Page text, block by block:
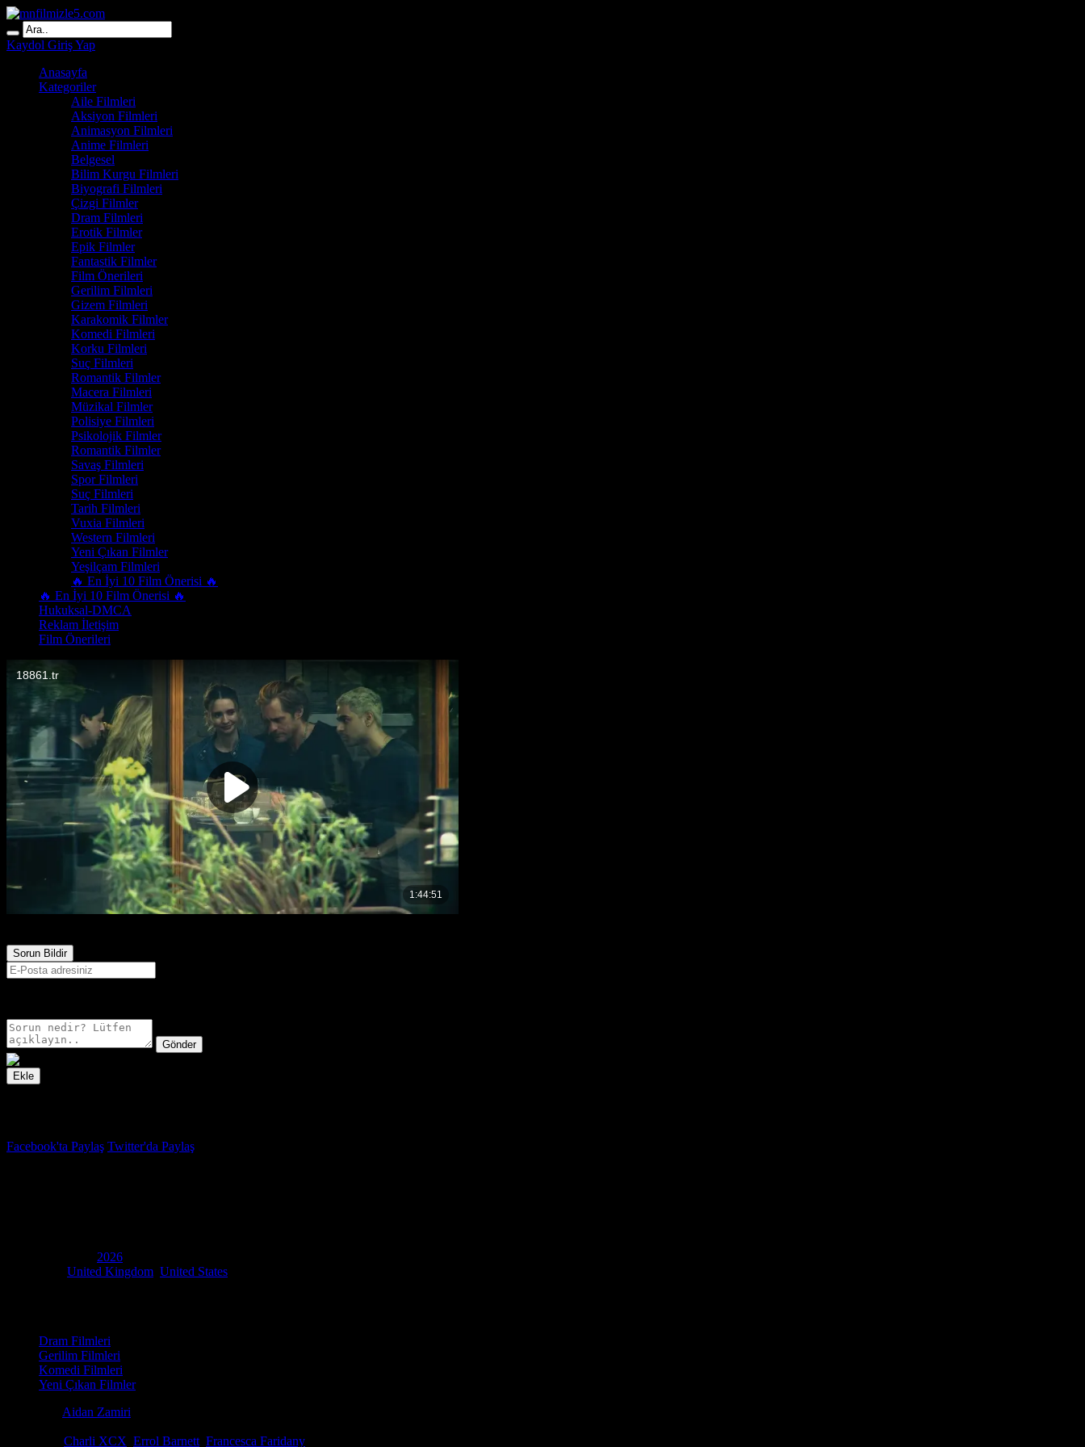
Kaydol Giriş Yap
Anasayfa
Kategoriler
Aile Filmleri
Aksiyon Filmleri
Animasyon Filmleri
Anime Filmleri
Belgesel
Bilim Kurgu Filmleri
Biyografi Filmleri
Çizgi Filmler
Dram Filmleri
Erotik Filmler
Epik Filmler
Fantastik Filmler
Film Önerileri
Gerilim Filmleri
Gizem Filmleri
Karakomik Filmler
Komedi Filmleri
Korku Filmleri
Suç Filmleri
Romantik Filmler
Macera Filmleri
Müzikal Filmler
Polisiye Filmleri
Psikolojik Filmler
Romantik Filmler
Savaş Filmleri
Spor Filmleri
Suç Filmleri
Tarih Filmleri
Vuxia Filmleri
Western Filmleri
Yeni Çıkan Filmler
Yeşilçam Filmleri
🔥 En İyi 10 Film Önerisi 🔥
🔥 En İyi 10 Film Önerisi 🔥
Hukuksal-DMCA
Reklam İletişim
Film Önerileri
Sorun Bildir
Gönder
Ekle
Facebook'ta Paylaş Twitter'da Paylaş
2026
United Kingdom United States
Dram Filmleri
Gerilim Filmleri
Komedi Filmleri
Yeni Çıkan Filmler
Aidan Zamiri
Charli XCX Errol Barnett Francesca Faridany